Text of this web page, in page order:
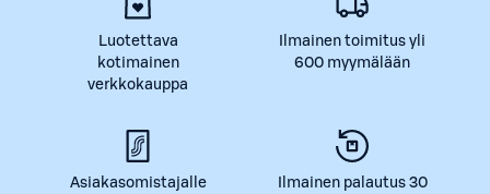
Luotettava
kotimainen
verkkokauppa
Ilmainen toimitus yli
600 myymälään
Asiakasomistajalle
Ilmainen palautus 30